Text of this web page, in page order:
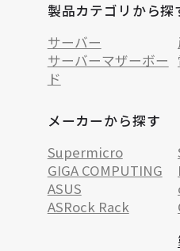
製品カテゴリから探
サーバー
サーバーマザーボー
ド
メーカーから探す
Supermicro
GIGA COMPUTING
ASUS
ASRock Rack